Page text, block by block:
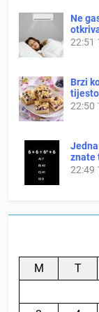
Ne
22:51
Brzi
22:50
znate
22:49
M T